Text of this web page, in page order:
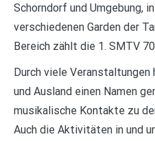
Schorndorf und Umgebung,
verschiedenen Garden der
Bereich zählt die 1. SMTV
Durch viele
und Ausland einen Namen
musikalische Kontakte zu
Auch die Aktivitäten in und